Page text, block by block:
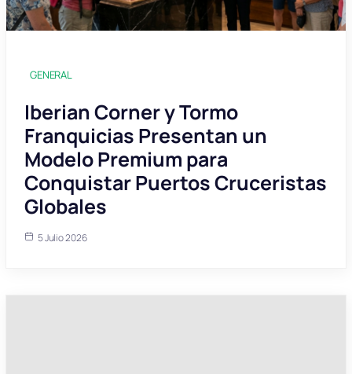
GENERAL
Iberian Corner y Tormo
Franquicias Presentan un
Modelo Premium para
Conquistar Puertos Cruceristas
Globales
5 Julio 2026